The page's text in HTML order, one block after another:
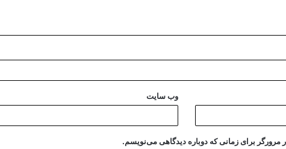
وب‌ سایت
مرورگر برای زمانی که دوباره دیدگاهی می‌نویسم.